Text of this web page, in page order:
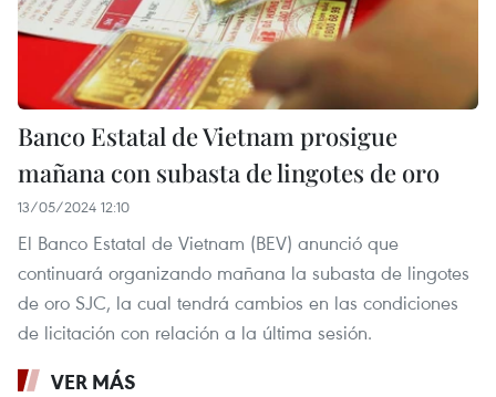
Banco Estatal de Vietnam prosigue
mañana con subasta de lingotes de oro
13/05/2024 12:10
El Banco Estatal de Vietnam (BEV) anunció que
continuará organizando mañana la subasta de lingotes
de oro SJC, la cual tendrá cambios en las condiciones
de licitación con relación a la última sesión.
VER MÁS